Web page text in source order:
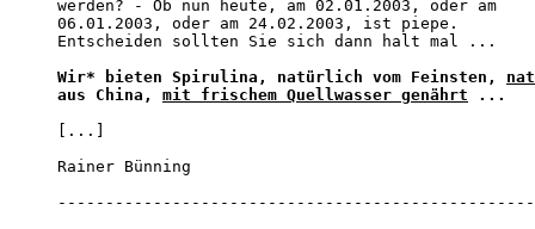
werden? - Ob nun heute, am 02.01.2003, oder am
06.01.2003, oder am 24.02.2003, ist piepe.
Entscheiden sollten Sie sich dann halt mal ...
Wir* bieten Spirulina, natürlich vom Feinsten,
aus China, mit frischem Quellwasser genährt ...
[...]
Rainer Bünning